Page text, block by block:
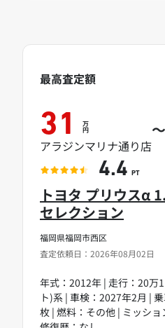
福岡県福岡市西区
査定依頼日：2026年08月02日
トヨタ プリウスα
セレクション
年式：2012年 | 走行：20万
ト)系 | 車検：2027年2月 |
枚 | 燃料：その他 | ミッシ
最高査定額
31 万
円 ～
アラジンマリナ通り店
4.4 PT